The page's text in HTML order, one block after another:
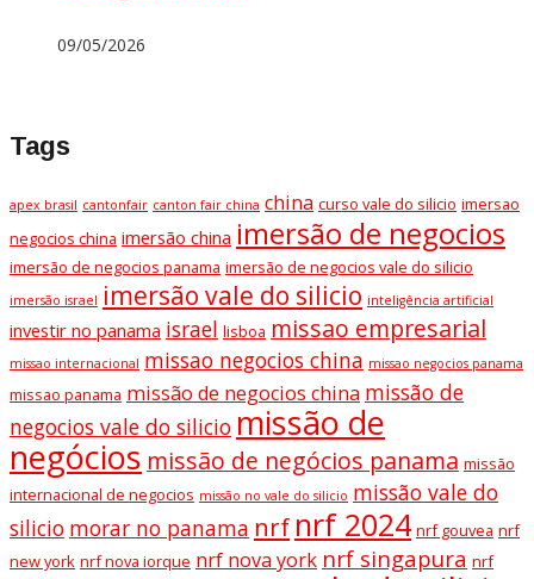
09/05/2026
Tags
apex brasil cantonfair canton fair china china curso vale do silicio imersao
negocios china imersão china imersão de negocios
imersão de negocios panama imersão de negocios vale do silicio
imersão israel imersão vale do silicio inteligência artificial
investir no panama israel lisboa missao empresarial
missao internacional missao negocios china missao negocios panama
missao panama missão de negocios china missão de
negocios vale do silicio missão de
negócios missão de negócios panama missão
internacional de negocios missão no vale do silicio missão vale do
silicio morar no panama nrf nrf 2024 nrf gouvea nrf
new york nrf nova iorque nrf nova york nrf singapura nrf